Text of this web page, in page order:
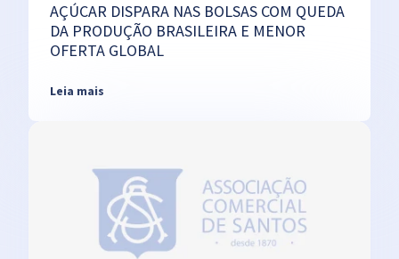
AÇÚCAR DISPARA NAS BOLSAS COM QUEDA
DA PRODUÇÃO BRASILEIRA E MENOR
OFERTA GLOBAL
Leia mais